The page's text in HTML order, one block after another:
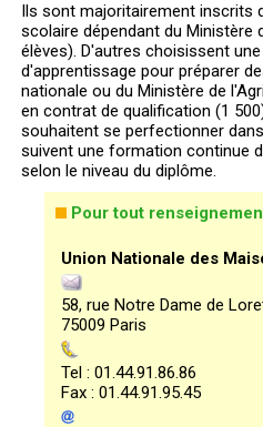
Ils sont majoritairement inscrits
scolaire dépendant du Ministère
élèves). D'autres choisissent
d'apprentissage pour préparer
nationale ou du Ministère de
en contrat de qualification (1
souhaitent se perfectionner
suivent une formation continue
selon le niveau du diplôme.
Pour tout
Union Nationale des
58, rue Notre Dame de
75009 Paris
Tel : 01.44.91.86.86
Fax : 01.44.91.95.45